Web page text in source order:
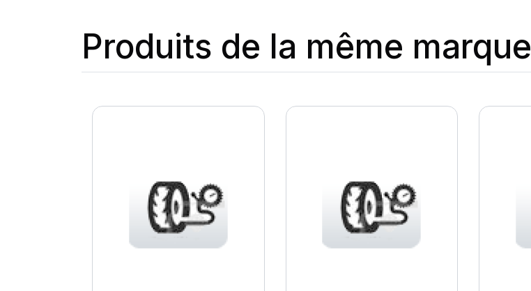
Produits de la même marque